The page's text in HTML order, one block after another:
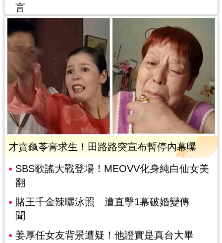
言
才賣龜苓膏求生！田路路突宣布暫停內幕曝
SBS歌謠大戰登場！MEOVV化身純白仙女美
翻
賭王千金辣曬泳照 遭直擊1幕破婚變傳
聞
姜厚任女友背景遭疑！他證實是真台大畢